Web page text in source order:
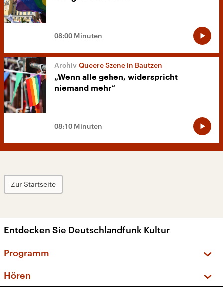
08:00 Minuten
Queere Szene in Bautzen
„Wenn alle gehen, widerspricht
niemand mehr“
08:10 Minuten
Zur Startseite
Entdecken Sie Deutschlandfunk Kultur
Programm
Sendungen und Podcasts
Hören